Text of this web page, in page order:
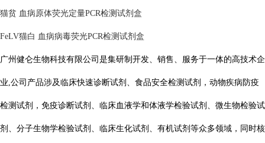
猫贫 血病原体荧光定量PCR检测试剂盒
FeLV猫白 血病病毒荧光PCR检测试剂盒
广州健仑生物科技有限公司是集研制开发、销售、服务于一体的高技术企
业,公司产品涉及临床快速诊断试剂、食品安全检测试剂，动物疾病防疫
检测试剂，免疫诊断试剂、临床血液学和体液学检验试剂、微生物检验试
剂、分子生物学检验试剂、临床生化试剂、有机试剂等众多领域，同时核